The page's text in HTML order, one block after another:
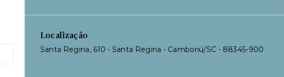
Localização
Santa Regina, 610 - Santa Regina - Camboriú/SC - 88345-900